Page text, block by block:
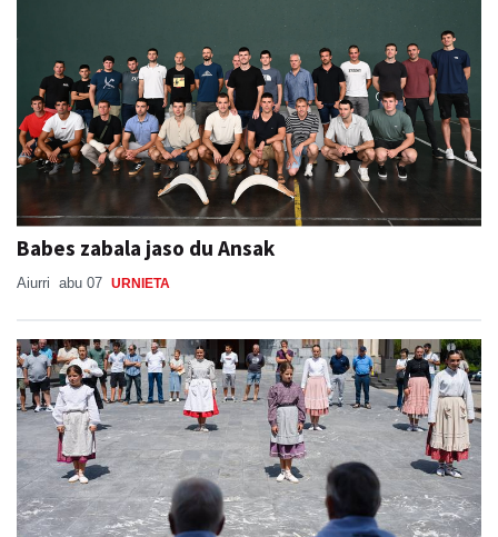
Babes zabala jaso du Ansak
Aiurri abu 07 URNIETA